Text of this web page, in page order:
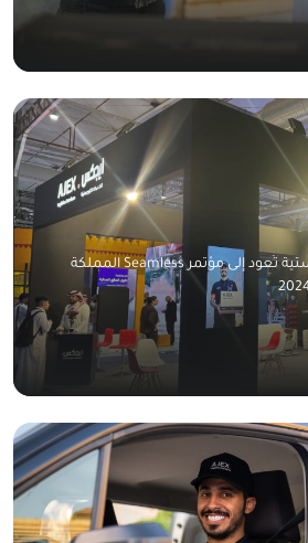
ايجكس للخدمات اللوجستية تعود إلى مؤتمر Seamless المملكة